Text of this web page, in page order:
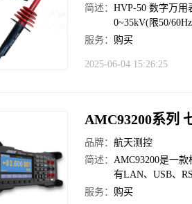
简述： HVP-50 数字万用
0~35kV(限50/
服务： 购买
2025-06-04 15:26:25
AMC93200系列
品牌： 航天测控
简述： AMC93200是一
有LAN、USB、
服务： 购买